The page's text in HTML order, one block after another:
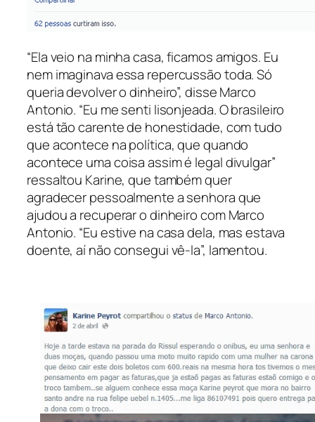
“Ela veio na minha casa, ficamos amigos. Eu
nem imaginava essa repercussão toda. Só
queria devolver o dinheiro”, disse Marco
Antonio. “Eu me senti lisonjeada. O brasileiro
está tão carente de honestidade, com tudo
que acontece na política, que quando
acontece uma coisa assim é legal divulgar”
ressaltou Karine, que também quer
agradecer pessoalmente a senhora que
ajudou a recuperar o dinheiro com Marco
Antonio. “Eu estive na casa dela, mas estava
doente, aí não consegui vê-la”, lamentou.